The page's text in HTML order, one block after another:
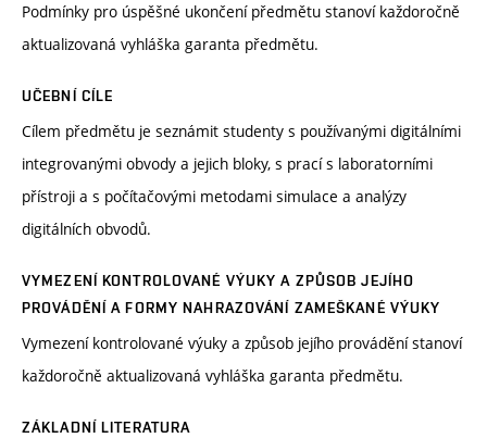
Podmínky pro úspěšné ukončení předmětu stanoví každoročně
aktualizovaná vyhláška garanta předmětu.
UČEBNÍ CÍLE
Cílem předmětu je seznámit studenty s používanými digitálními
integrovanými obvody a jejich bloky, s prací s laboratorními
přístroji a s počítačovými metodami simulace a analýzy
digitálních obvodů.
VYMEZENÍ KONTROLOVANÉ VÝUKY A ZPŮSOB JEJÍHO
PROVÁDĚNÍ A FORMY NAHRAZOVÁNÍ ZAMEŠKANÉ VÝUKY
Vymezení kontrolované výuky a způsob jejího provádění stanoví
každoročně aktualizovaná vyhláška garanta předmětu.
ZÁKLADNÍ LITERATURA